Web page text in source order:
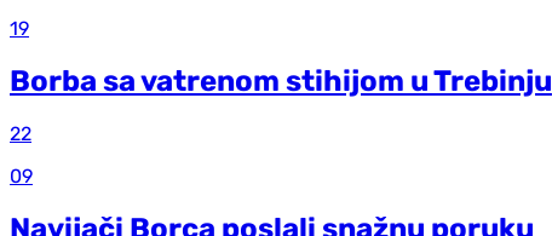
19
Borba sa vatrenom stihijom u Trebinju
22
09
Navijači Borca poslali snažnu poruku